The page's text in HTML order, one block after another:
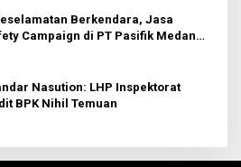
Berkendara, Jasa
Campaign di PT Pasifik Medan
Nasution: LHP Inspektorat
BPK Nihil Temuan